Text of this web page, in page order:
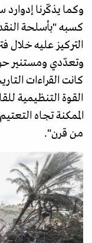
وكما يذكّرنا
كسبه "بأسلحة
التركيز عليه خلال
وتعدّدي ومستنير
كانت القراءات
القوة التنظيمية
الممكنة تجاه
من قرن".